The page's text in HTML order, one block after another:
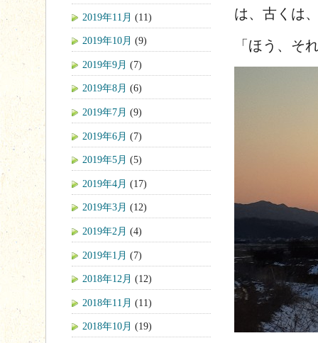
は、古くは
「ほう、そ
2019年11月 (11)
2019年10月 (9)
2019年9月 (7)
2019年8月 (6)
2019年7月 (9)
2019年6月 (7)
2019年5月 (5)
2019年4月 (17)
2019年3月 (12)
2019年2月 (4)
2019年1月 (7)
2018年12月 (12)
2018年11月 (11)
2018年10月 (19)